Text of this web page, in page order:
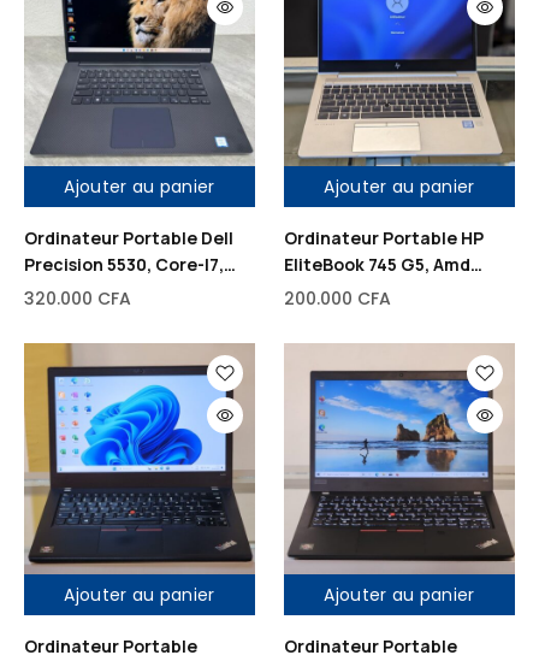
Ajouter au panier
Ordinateur Portable Dell
Precision 5530, Core-I7,
512Go Disque dur SSD,
de Carte graphique, 15,6″
320.000 CFA
Ajouter au panier
Ordinateur Portable HP
EliteBook 745 G5, Amd
Ryzen 5 PRO (Core-I7),
de RAM, 1 Go Dédié de
Carte graphique
200.000 CFA
Ajouter au panier
Ordinateur Portable
Ajouter au panier
Ordinateur Portable